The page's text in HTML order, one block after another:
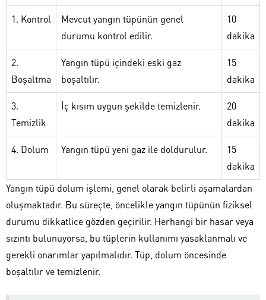
1. Kontrol
Mevcut yangın tüpünün genel
durumu kontrol edilir.
10
dakika
2.
Boşaltma
Yangın tüpü içindeki eski gaz
boşaltılır.
15
dakika
3.
Temizlik
İç kısım uygun şekilde temizlenir.
20
dakika
4. Dolum Yangın tüpü yeni gaz ile doldurulur.
15
dakika
Yangın tüpü dolum işlemi, genel olarak belirli aşamalardan
oluşmaktadır. Bu süreçte, öncelikle yangın tüpünün fiziksel
durumu dikkatlice gözden geçirilir. Herhangi bir hasar veya
sızıntı bulunuyorsa, bu tüplerin kullanımı yasaklanmalı ve
gerekli onarımlar yapılmalıdır. Tüp, dolum öncesinde
boşaltılır ve temizlenir.